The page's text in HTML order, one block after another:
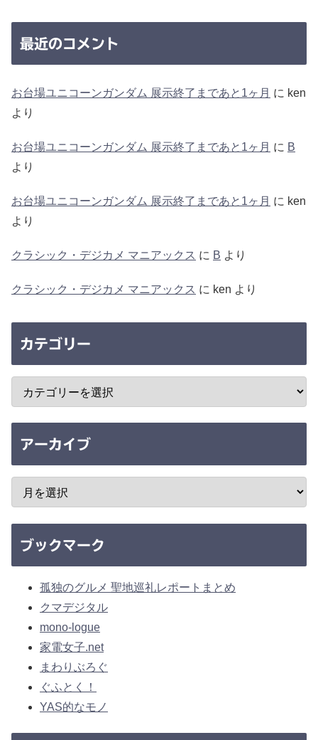
最近のコメント
お台場ユニコーンガンダム 展示終了まであと1ヶ月 に ken
より
お台場ユニコーンガンダム 展示終了まであと1ヶ月 に B
より
お台場ユニコーンガンダム 展示終了まであと1ヶ月 に ken
より
クラシック・デジカメ マニアックス に B より
クラシック・デジカメ マニアックス に ken より
カテゴリー
アーカイブ
ブックマーク
孤独のグルメ 聖地巡礼レポートまとめ
クマデジタル
mono-logue
家電女子.net
まわりぶろぐ
ぐふとく！
YAS的なモノ